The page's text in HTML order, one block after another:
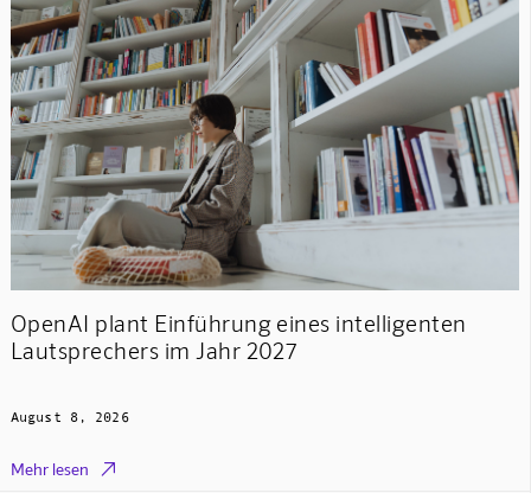
OpenAI plant Einführung eines intelligenten
Lautsprechers im Jahr 2027
August 8, 2026
Mehr lesen 